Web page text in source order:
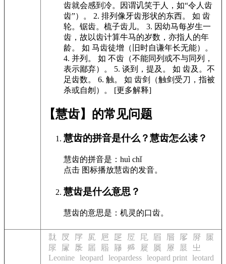
齿就会感到冷。因谓讥笑于人，如“令人齿
齿”）。
2. 排列像牙齿形状的东西。 如 齿
轮。锯齿。梳子齿儿。
3. 因幼马每岁生一
齿，故以齿计算牛马的岁数，亦指人的年
龄。 如 马齿徒增（旧时自谦年长无能）。
4. 并列。 如 不齿（不能同列或不与同列，
表示鄙弃）。
5. 谈到，提及。 如 齿及。不
足齿数。
6. 触。 如 齿剑（触剑受刀，指被
杀或自刎）。
[更多解释]
【慧齿】的常见问题
慧齿的拼音是什么？慧齿怎么读？
慧齿的拼音是：huì chǐ
点击 图标播放慧齿的发音。
慧齿是什么意思？
慧齿的意思是：机灵的口齿。
㞊 㞋 㞌 㞍 㞎 㞏 㞐 㞑 㞒 㞓 㞔 㞕
㞖
㞗
㞘 㞙 㞚 㞛 㞜 㞝 㞞 㞟 㞠 㞡
㞢
Leonine leopard leopardess leopard print leotard